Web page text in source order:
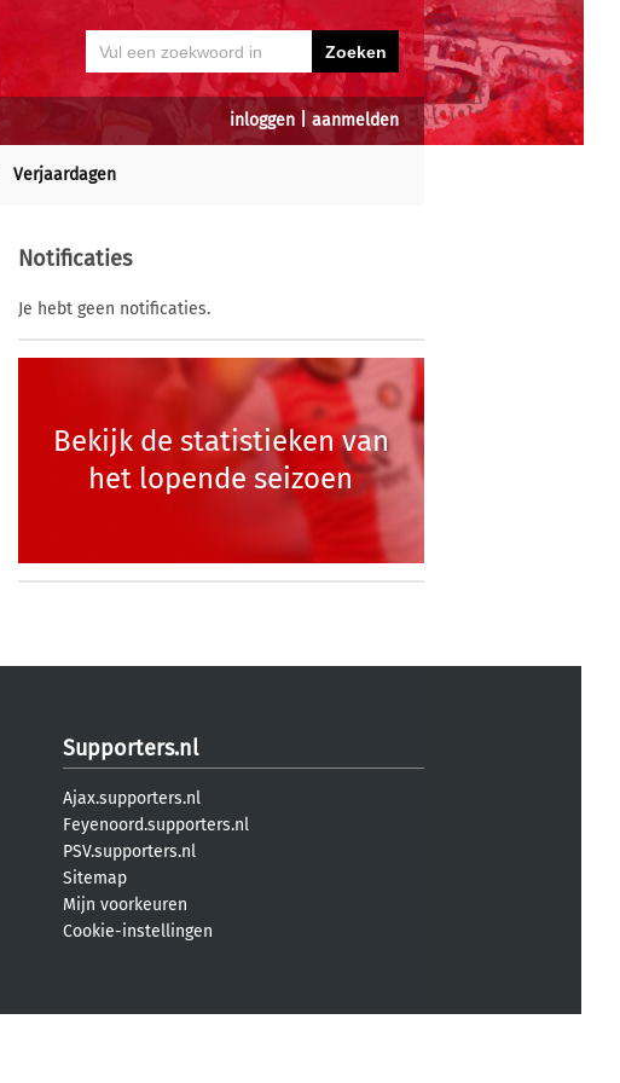
inloggen aanmelden
Verjaardagen
Notificaties
Je hebt geen notificaties.
Bekijk de statistieken van
het lopende seizoen
Supporters.nl
Ajax.supporters.nl
Feyenoord.supporters.nl
PSV.supporters.nl
Sitemap
Mijn voorkeuren
Cookie-instellingen